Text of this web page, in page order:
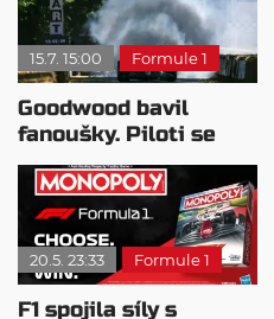
15.7. 15:00 Formule 1
Goodwood bavil
fanoušky. Piloti se
postarali o
nezapomenutelné
chvíle
20.5. 23:33 Formule 1
F1 spojila síly s